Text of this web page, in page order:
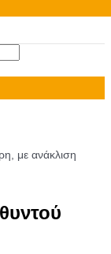
με ανάκλιση